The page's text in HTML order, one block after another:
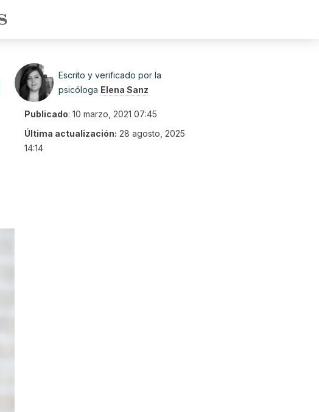
Escrito y verificado por la
psicóloga Elena Sanz
Publicado: 10 marzo, 2021 07:45
Última actualización: 28 agosto, 2025
14:14